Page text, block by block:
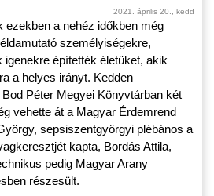
2021. április 20., kedd
ezekben a nehéz időkben még
személyiségekre,
építették életüket, akik
a helyes irányt. Kedden
Péter Megyei Könyvtárban két
vehette át a Magyar Érdemrend
sepsiszentgyörgyi plébános a
kapta, Bordás Attila,
pedig Magyar Arany
részesült.